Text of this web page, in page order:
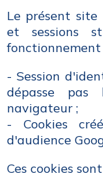
Le présent
et sessions
fonctionnement
- Session
dépasse
navigateur ;
- Cookies
d'audience
Ces cookies